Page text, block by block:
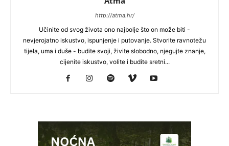
http://atma.hr/
Učinite od svog života ono najbolje što on može biti -
nevjerojatno iskustvo, ispunjenje i putovanje. Stvorite ravnotežu
tijela, uma i duše - budite svoji, živite slobodno, njegujte znanje,
cijenite iskustvo, volite i budite sretni...